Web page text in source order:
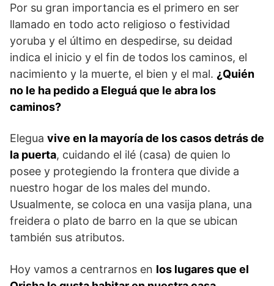
Por su gran importancia es el primero en ser
llamado en todo acto religioso o festividad
yoruba y el último en despedirse, su deidad
indica el inicio y el fin de todos los caminos, el
nacimiento y la muerte, el bien y el mal. ¿Quién
no le ha pedido a Eleguá que le abra los
caminos?
Elegua vive en la mayoría de los casos detrás de
la puerta, cuidando el ilé (casa) de quien lo
posee y protegiendo la frontera que divide a
nuestro hogar de los males del mundo.
Usualmente, se coloca en una vasija plana, una
freidera o plato de barro en la que se ubican
también sus atributos.
Hoy vamos a centrarnos en los lugares que el